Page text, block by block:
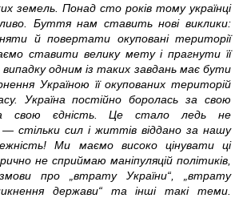
земель. Понад сто років тому українці
Буття нам ставить нові виклики:
й повертати окуповані території
ставити велику мету і прагнути її
випадку одним із таких завдань має бути
Україною її окупованих територій
Україна постійно боролась за свою
свою єдність. Це стало ледь не
— стільки сил і життів віддано за нашу
Ми маємо високо цінувати ці
не сприймаю маніпуляцій політиків,
про „втрату України“, „втрату
держави“ та інші такі теми.